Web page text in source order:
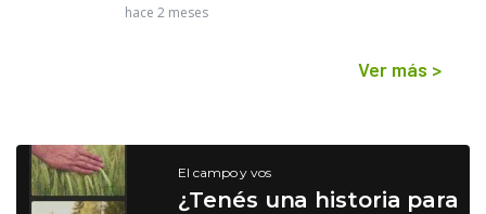
hace 2 meses
Ver más >
El campo y vos
¿Tenés una historia para